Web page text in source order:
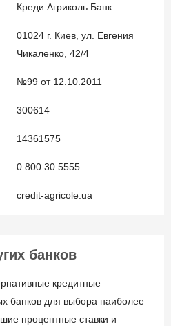
Креди Агриколь Банк
01024 г. Киев, ул. Евгения
Чикаленко, 42/4
№99 от 12.10.2011
300614
14361575
0 800 30 5555
credit-agricole.ua
банков
кредитные
банков для выбора наиболее
процентные ставки и